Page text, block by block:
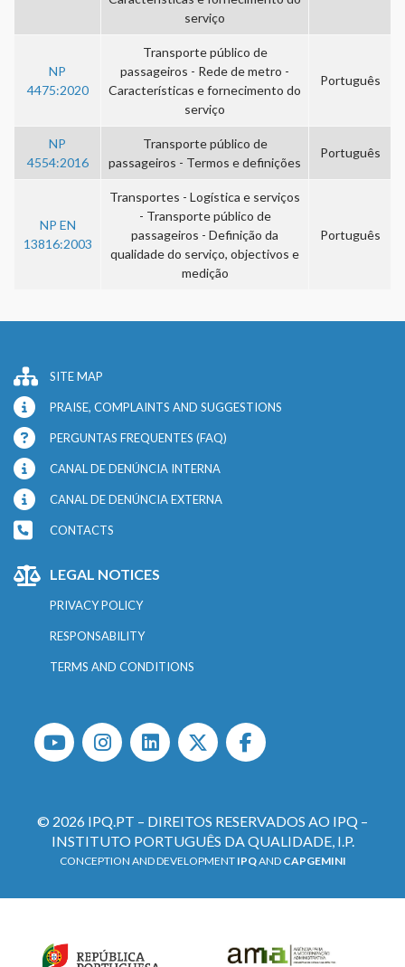
serviço
NP
4475:2020
Transporte público de
passageiros - Rede de metro -
Características e fornecimento do
serviço
Português
NP
4554:2016
Transporte público de
passageiros - Termos e definições
Português
NP EN
13816:2003
Transportes - Logística e serviços
- Transporte público de
passageiros - Definição da
qualidade do serviço, objectivos e
medição
Português
SITE MAP
PRAISE, COMPLAINTS AND SUGGESTIONS
PERGUNTAS FREQUENTES (FAQ)
CANAL DE DENÚNCIA INTERNA
CANAL DE DENÚNCIA EXTERNA
CONTACTS
LEGAL NOTICES
PRIVACY POLICY
RESPONSABILITY
TERMS AND CONDITIONS
© 2026 IPQ.PT – DIREITOS RESERVADOS AO IPQ –
INSTITUTO PORTUGUÊS DA QUALIDADE, I.P.
CONCEPTION AND DEVELOPMENT IPQAND CAPGEMINI